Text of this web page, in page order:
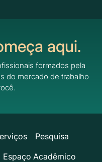
aqui.
formados pela
do mercado de trabalho
Pesquisa
Espaço Acadêmico